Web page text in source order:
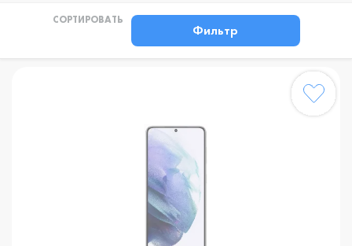
СОРТИРОВАТЬ
Фильтр